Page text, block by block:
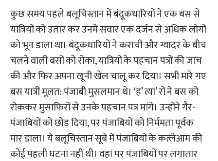
कुछ समय पहले बलूचिस्तान में बंदूकधारियों ने एक बस से
यात्रियों को उतार कर उनमें सवार एक दर्जन से अधिक लोगों
को भून डाला था। बंदूकधारियों ने कराची और ग्वादर के बीच
चलने वाली बसों को रोका, यात्रियों के पहचान पत्रों की जांच
की और फिर अपना खूनी खेल चालू कर दिया। सभी मारे गए
बस यात्री मूलत: पंजाबी मुसलमान थे। ‘ह’ त्या’ रों ने बस को
रोककर मुसाफिरों से उनके पहचान पत्र मांगे। उन्होंने गैर-
पंजाबियों को छोड़ दिया, पर पंजाबियों को निर्ममता पूर्वक
मार डाला। ये बलूचिस्तान सूबे में पंजाबियों के कत्लेआम की
कोई पहली घटना नहीं थी। वहां पर पंजाबियों पर लगातार